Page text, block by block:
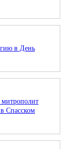
в День
Спасском